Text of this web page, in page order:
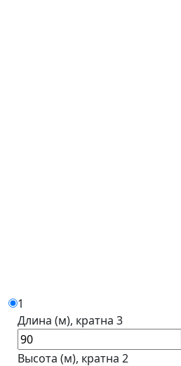
1
Длина (м), кратна 3
Высота (м), кратна 2